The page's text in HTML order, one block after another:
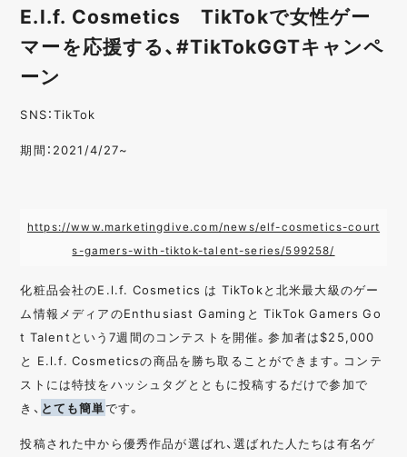
E.l.f. Cosmetics TikTokで女性ゲー
マーを応援する、#TikTokGGTキャンペ
ーン
SNS：TikTok
期間：2021/4/27~
https://www.marketingdive.com/news/elf-cosmetics-court
s-gamers-with-tiktok-talent-series/599258/
化粧品会社のE.l.f. Cosmetics は TikTokと北米最大級のゲー
ム情報メディアのEnthusiast Gamingと TikTok Gamers Go
t Talentという7週間のコンテストを開催。参加者は$25,000
と E.l.f. Cosmeticsの商品を勝ち取ることができます。コンテ
ストには特技をハッシュタグとともに投稿するだけで参加で
き、 とても簡単です。
投稿された中から優秀作品が選ばれ、選ばれた人たちは有名ゲ